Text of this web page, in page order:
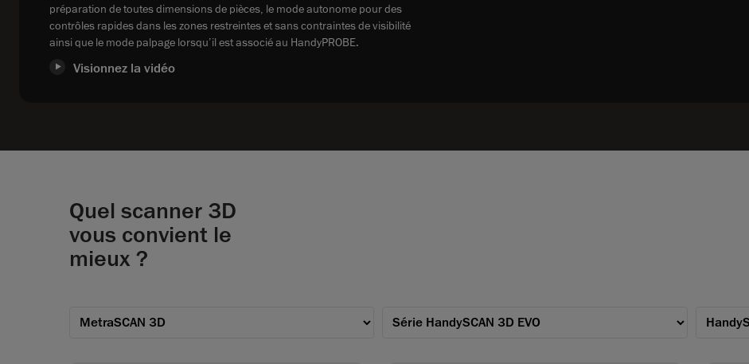
préparation de toutes dimensions de pièces, le mode autonome pour des
contrôles rapides dans les zones restreintes et sans contraintes de visibilité
ainsi que le mode palpage lorsqu’il est associé au HandyPROBE.
Visionnez la vidéo
Quel scanner 3D
vous convient le
mieux ?